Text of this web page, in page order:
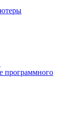
программного